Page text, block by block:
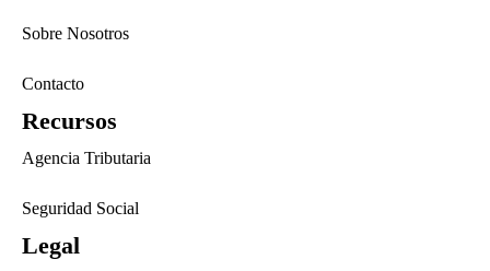
Sobre Nosotros
Contacto
Recursos
Agencia Tributaria
Seguridad Social
Legal